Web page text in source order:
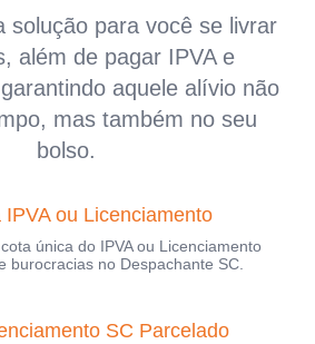
solução para você se livrar
além de pagar IPVA e
aquele alívio não
mas também no seu
bolso.
IPVA ou Licenciamento
única do IPVA ou Licenciamento
burocracias no Despachante SC.
SC Parcelado